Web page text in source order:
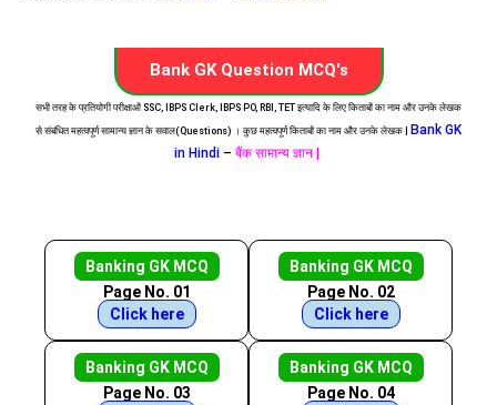
Bank GK Question MCQ's
सभी तरह के प्रतियोगी परीक्षाओं SSC, IBPS Clerk, IBPS PO, RBI, TET इत्यादि के लिए किताबों का नाम और उनके लेखक
से संबंधित महत्वपूर्ण सामान्य ज्ञान के सवाल(Questions) । कुछ महत्वपूर्ण किताबों का नाम और उनके लेखक |
Bank GK
in Hindi – बैंक सामान्य ज्ञान |
Banking GK MCQ
Page No. 01
Click here
Banking GK MCQ
Page No. 02
Click here
Banking GK MCQ
Page No. 03
Banking GK MCQ
Page No. 04